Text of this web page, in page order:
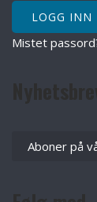
Mistet
Aboner på